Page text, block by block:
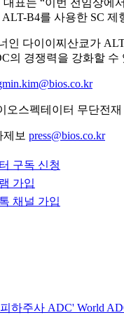
ALT-B4를 사용한 SC
인 다이이찌산쿄가
의 경쟁력을 강화할
오스펙테이터 무단전
제보 press@bios.co.kr
구독 신청
가입
채널 가입
하주사 ADC' World